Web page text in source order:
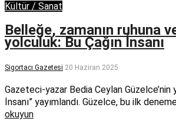
Kültür / Sanat
Belleğe, zamanın ruhuna
yolculuk: Bu Çağın İnsanı
Sigortacı Gazetesi 20 Haziran 2025
Gazeteci-yazar Bedia Ceylan Güzelce’nin
İnsanı” yayımlandı. Güzelce, bu ilk
okuyun